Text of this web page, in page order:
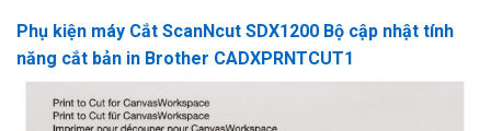
Phụ kiện máy Cắt ScanNcut SDX1200 Bộ cập nhật tính
năng cắt bản in Brother CADXPRNTCUT1